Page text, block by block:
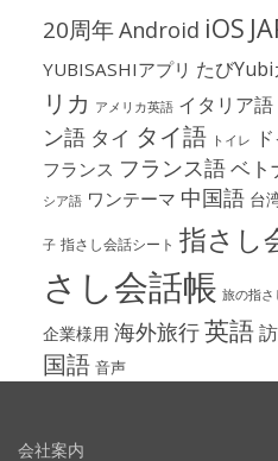
20周年Android iOS
YUBISASHIアプリ たびYubi
リカ アメリカ英語 イタリア語
ン語 タイ タイ語 トイレ
フランス フランス語ベト
シア語 ワンテーマ 中国語 台
子 指さし会話シート 指さし
さし会話帳 旅の指
企業様用 海外旅行英語
国語 音声
会社案内